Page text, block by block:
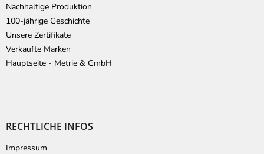
Nachhaltige Produktion
100-jährige Geschichte
Unsere Zertifikate
Verkaufte Marken
Hauptseite - Metrie & GmbH
RECHTLICHE INFOS
Impressum